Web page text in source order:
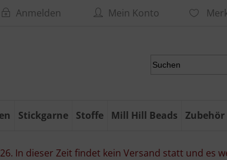
Anmelden Mein Konto
Stickgarne Stoffe Mill Hill Beads Zubehör
In dieser Zeit findet kein Versand statt und es